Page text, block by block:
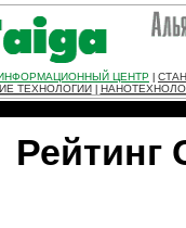
ЦЕНТР
ТЕХНОЛОГИИ
Рейтинг